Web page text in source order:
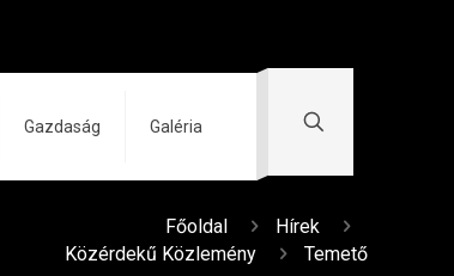
Gazdaság Galéria
Főoldal
Hírek
Közérdekű Közlemény
Temető